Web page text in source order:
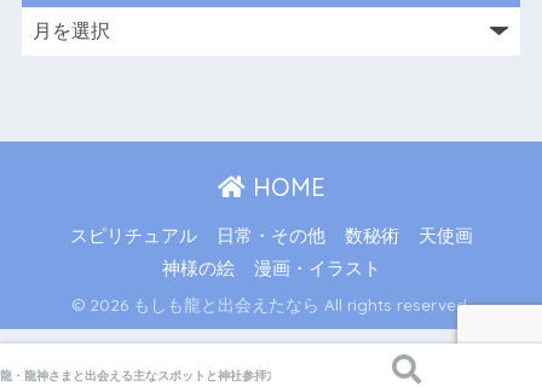
HOME
スピリチュアル 日常・その他 数秘術
天使画
神様の絵
漫画・イラスト
© 2026 もしも龍と出会えたなら All rights reserved.
龍・龍神さまと出会える主なスポットと神社参拝方法